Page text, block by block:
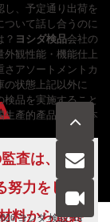
し、予定通り出荷を
いて話し合うのに
？ ヨシダ検品会社の
観性能・機能仕上
アソートメントカ
の状態上記以外に
品を実施すること
生產的產品按照日本
査は、地
努力をして
料から最終
ヨシダ 検品All